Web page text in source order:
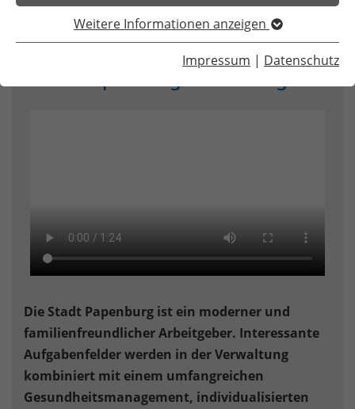
Weitere Informationen anzeigen
Impressum | Datenschutz
Die Stadt Papenburg ist ein moderner und
familienfreundlicher Arbeitgeber. Interessante
Aufgabenfelder werden in der Verwaltung
kombiniert mit einem umfangreichen
Gesundheitsmanagement, individualisierten